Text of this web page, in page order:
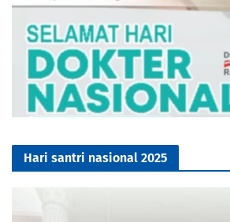
Hari santri nasional 2025